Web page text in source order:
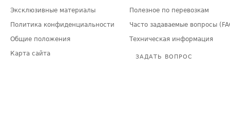
Эксклюзивные материалы
Политика конфиденциальности
Общие положения
Карта сайта
Полезное по перевозкам
Часто задаваемые вопросы
Техническая информация
ЗАДАТЬ ВОПРОС